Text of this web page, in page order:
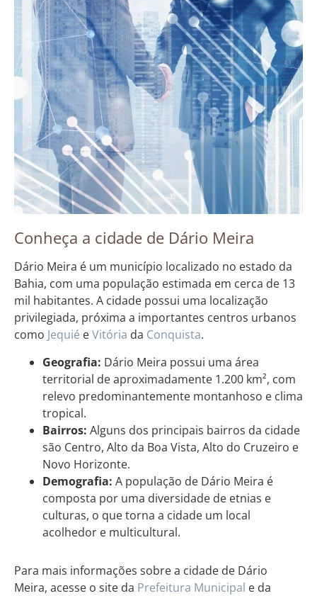
Conheça a cidade de Dário Meira
Dário Meira é um município localizado no estado da
Bahia, com uma população estimada em cerca de 13
mil habitantes. A cidade possui uma localização
privilegiada, próxima a importantes centros urbanos
como Jequié eVitória da Conquista.
Geografia: Dário Meira possui uma área
territorial de aproximadamente 1.200 km², com
relevo predominantemente montanhoso e clima
tropical.
Bairros: Alguns dos principais bairros da cidade
são Centro, Alto da Boa Vista, Alto do Cruzeiro e
Novo Horizonte.
Demografia: A população de Dário Meira é
composta por uma diversidade de etnias e
culturas, o que torna a cidade um local
acolhedor e multicultural.
Para mais informações sobre a cidade de Dário
Meira, acesse o site da Prefeitura Municipal e da